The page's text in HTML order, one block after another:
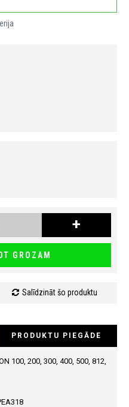
+
GROZAM
Salīdzināt šo produktu
PRODUKTU PIEGĀDE
100, 200, 300, 400, 500, 812,